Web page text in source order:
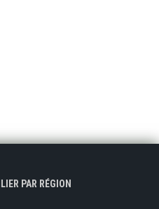
PAR RÉGION